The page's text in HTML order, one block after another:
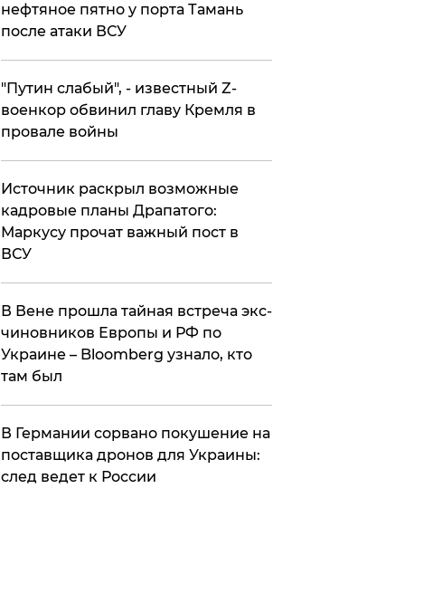
нефтяное пятно у порта Тамань
после атаки ВСУ
​"Путин слабый", - известный Z-
военкор обвинил главу Кремля в
провале войны
​Источник раскрыл возможные
кадровые планы Драпатого:
Маркусу прочат важный пост в
ВСУ
В Вене прошла тайная встреча экс-
чиновников Европы и РФ по
Украине – Bloomberg узнало, кто
там был
​В Германии сорвано покушение на
поставщика дронов для Украины:
след ведет к России